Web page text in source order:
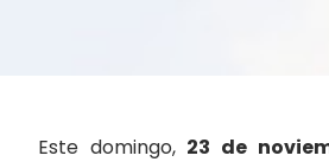
Este domingo, 23 de